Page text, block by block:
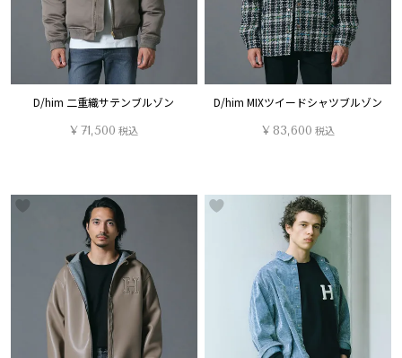
D/him 二重織サテンブルゾン
¥71,500 税込
D/him MIXツイードシャツブルゾン
¥ 83,600 税込